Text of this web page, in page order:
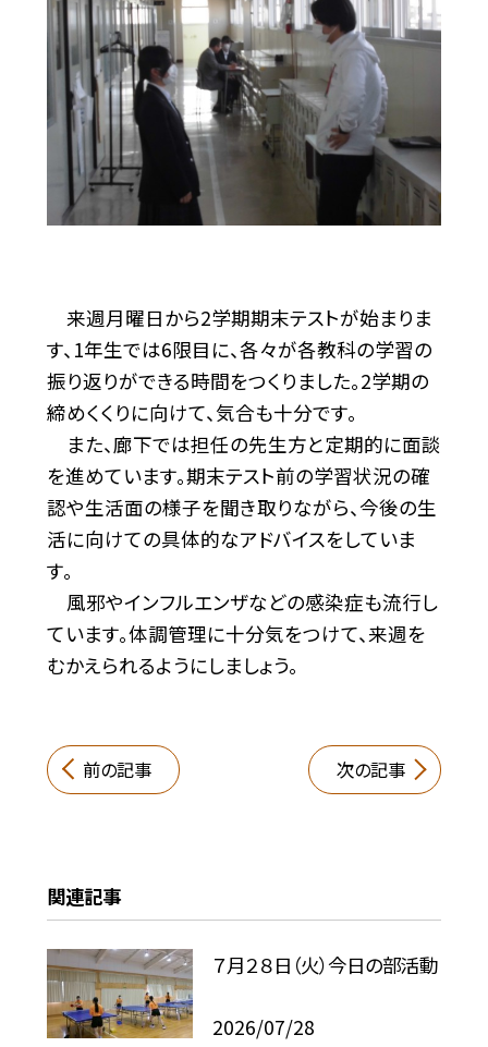
来週月曜日から2学期期末テストが始まりま
す、1年生では6限目に、各々が各教科の学習の
振り返りができる時間をつくりました。2学期の
締めくくりに向けて、気合も十分です。
また、廊下では担任の先生方と定期的に面談
を進めています。期末テスト前の学習状況の確
認や生活面の様子を聞き取りながら、今後の生
活に向けての具体的なアドバイスをしていま
す。
風邪やインフルエンザなどの感染症も流行し
ています。体調管理に十分気をつけて、来週を
むかえられるようにしましょう。
前の記事 次の記事
関連記事
７月２８日（火）今日の部活動
2026/07/28